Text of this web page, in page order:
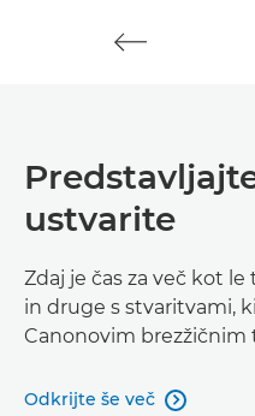
ustvarite
Zdaj je čas za več kot
in druge s stvaritvami,
Canonovim brezžičnim
Odkrijte še več 